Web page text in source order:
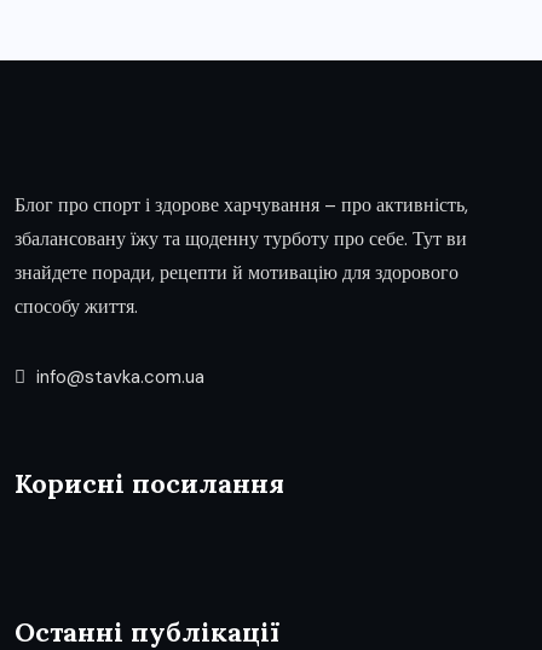
Блог про спорт і здорове харчування – про активність,
збалансовану їжу та щоденну турботу про себе. Тут ви
знайдете поради, рецепти й мотивацію для здорового
способу життя.
info@stavka.com.ua
Корисні посилання
Останні публікації